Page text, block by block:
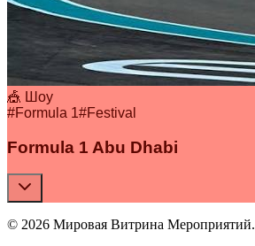
🎪 Шоу
#Formula 1#Festival
Formula 1 Abu Dhabi
© 2026 Мировая Витрина Мероприятий.